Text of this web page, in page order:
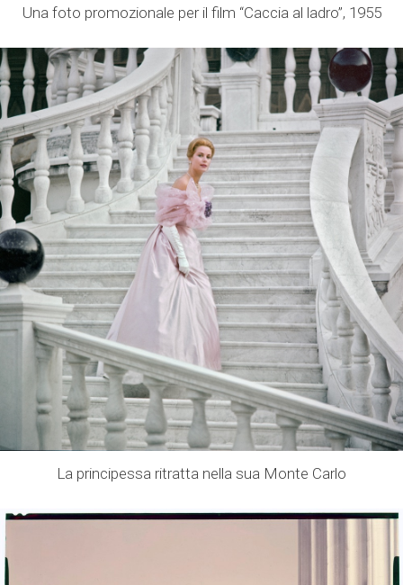
Una foto promozionale per il film “Caccia al ladro”, 1955
La principessa ritratta nella sua Monte Carlo